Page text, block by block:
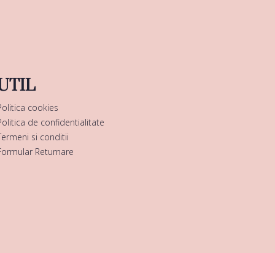
cookies
de confidentialitate
si conditii
Returnare